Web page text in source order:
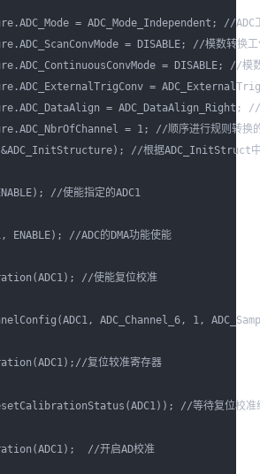
= ADC_Mode_Independent; //ADC
= DISABLE; //模数转换工
= DISABLE; //模数
=
= ADC_DataAlign_Right; //
= 1; //顺序进行规则转换的
//根据ADC_InitStruct中
//使能指定的ADC1
ENABLE); //ADC的DMA功能使能
//使能复位校准
ADC_Channel_6, 1,
复位较准寄存器
//等待复位校准
//开启AD校准